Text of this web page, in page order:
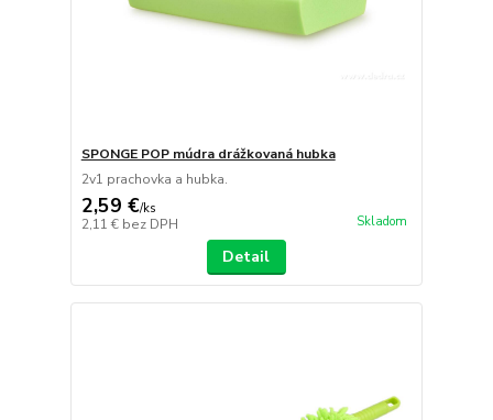
SPONGE POP múdra drážkovaná hubka
2v1 prachovka a hubka.
2,59 €/ks
2,11 € bez DPH Skladom
Detail